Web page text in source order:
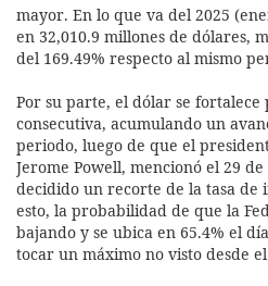
mayor. En lo que va del 2025
en 32,010.9 millones de dólares,
del 169.49% respecto al mismo
Por su parte, el dólar se fortalece
consecutiva, acumulando un
periodo, luego de que el
Jerome Powell, mencionó el 29
decidido un recorte de la tasa de
esto, la probabilidad de que la
bajando y se ubica en 65.4% el
tocar un máximo no visto desde